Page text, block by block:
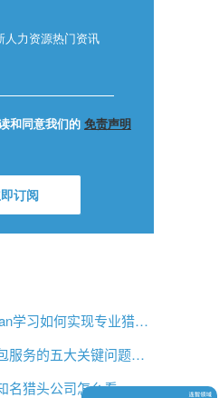
【员工故事】与Winnan学习如何实现专业猎头团队的发展
出海企业挑选人事外包服务的五大关键问题是什么？
名猎头公司怎么看